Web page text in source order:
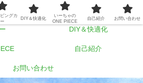
旅行・車中泊
DIY＆快適化
自己紹介
お問い合わせ
ングカ
ー
DIY＆快適化
いーちゃの
ONE PIECE
自己紹介 お問い合わせ